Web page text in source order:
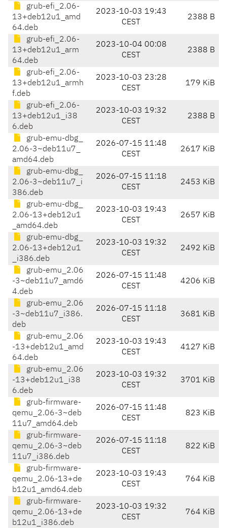
grub-efi_2.06-
13+deb12u1_amd
64.deb
2023-10-03 19:43
CEST
2388 B
grub-efi_2.06-
13+deb12u1_arm
64.deb
2023-10-04 00:08
CEST
2388 B
grub-efi_2.06-
13+deb12u1_armh
f.deb
2023-10-03 23:28
CEST
179 KiB
grub-efi_2.06-
13+deb12u1_i38
6.deb
2023-10-03 19:32
CEST
2388 B
grub-emu-dbg_
2.06-3~deb11u7_
amd64.deb
2026-07-15 11:48
CEST
2617 KiB
grub-emu-dbg_
2.06-3~deb11u7_i
386.deb
2026-07-15 11:18
CEST
2453 KiB
grub-emu-dbg_
2.06-13+deb12u1
_amd64.deb
2023-10-03 19:43
CEST
2657 KiB
grub-emu-dbg_
2.06-13+deb12u1
_i386.deb
2023-10-03 19:32
CEST
2492 KiB
grub-emu_2.06
-3~deb11u7_amd6
4.deb
2026-07-15 11:48
CEST
4206 KiB
grub-emu_2.06
-3~deb11u7_i386.
deb
2026-07-15 11:18
CEST
3681 KiB
grub-emu_2.06
-13+deb12u1_amd
64.deb
2023-10-03 19:43
CEST
4127 KiB
grub-emu_2.06
-13+deb12u1_i38
6.deb
2023-10-03 19:32
CEST
3701 KiB
grub-firmware-
qemu_2.06-3~deb
11u7_amd64.deb
2026-07-15 11:48
CEST
823 KiB
grub-firmware-
qemu_2.06-3~deb
11u7_i386.deb
2026-07-15 11:18
CEST
822 KiB
grub-firmware-
qemu_2.06-13+de
b12u1_amd64.deb
2023-10-03 19:43
CEST
764 KiB
grub-firmware-
qemu_2.06-13+de
b12u1_i386.deb
2023-10-03 19:32
CEST
764 KiB